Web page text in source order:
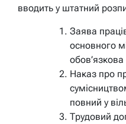
вводить у штатний
Заява
основного
Наказ про
повний у
Трудовий